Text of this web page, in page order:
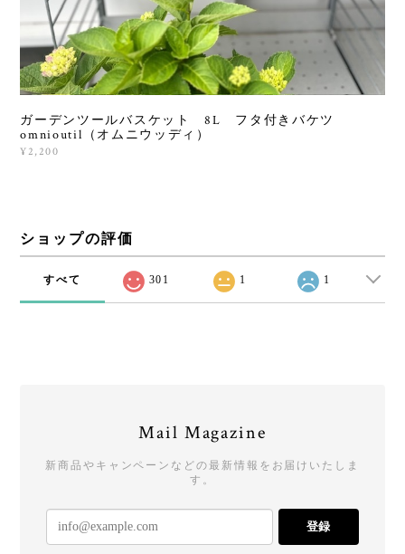
ガーデンツールバスケット 8L フタ付きバケツ
omnioutil（オムニウッディ）
¥2,200
ショップの評価
すべて 301 1 1
Mail Magazine
新商品やキャンペーンなどの最新情報をお届けいたしま
す。
登録